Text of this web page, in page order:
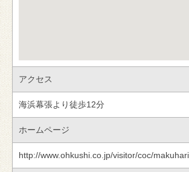
アクセス
海浜幕張より徒歩12分
ホームページ
http://www.ohkushi.co.jp/visitor/coc/